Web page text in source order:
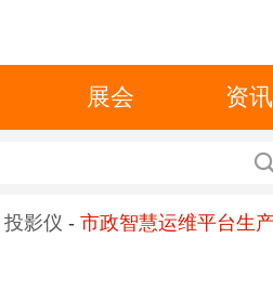
展会 资讯
投影仪 - 市政智慧运维平台生